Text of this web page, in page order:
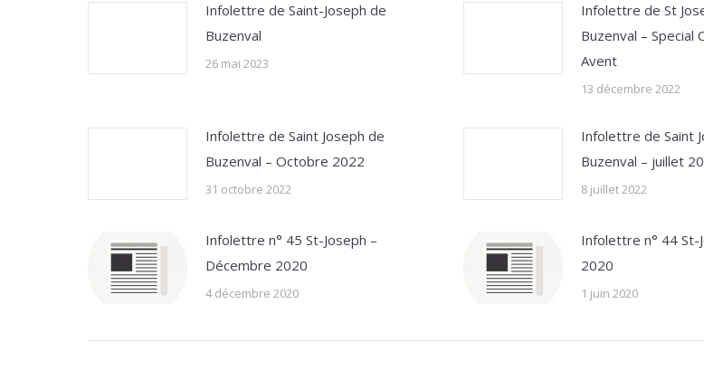
Infolettre de Saint-Joseph de
Buzenval
26 mai 2023
Infolettre de St
Buzenval – Special
Avent
13 décembre 2022
Infolettre de Saint Joseph de
Buzenval – Octobre 2022
31 octobre 2022
Infolettre de Saint
Buzenval – juillet
8 juillet 2022
Infolettre n° 45 St-Joseph –
Décembre 2020
4 décembre 2020
Infolettre n° 44 St-
2020
1 juin 2020